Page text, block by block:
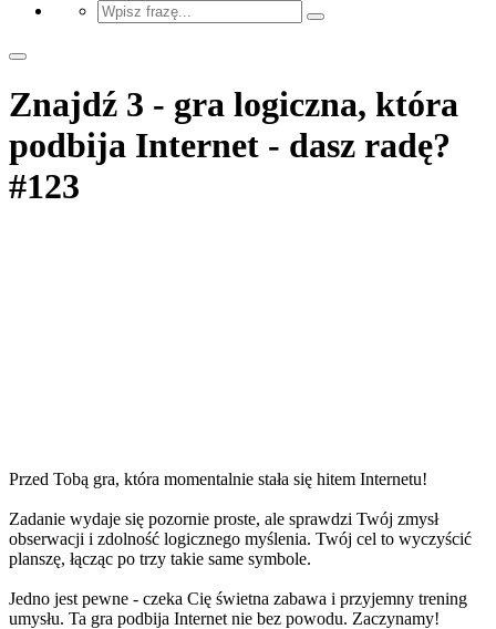
Znajdź 3 - gra logiczna, która
podbija Internet - dasz radę?
#123
Przed Tobą gra, która momentalnie stała się hitem Internetu!
Zadanie wydaje się pozornie proste, ale sprawdzi Twój zmysł
obserwacji i zdolność logicznego myślenia. Twój cel to wyczyścić
planszę, łącząc po trzy takie same symbole.
Jedno jest pewne - czeka Cię świetna zabawa i przyjemny trening
umysłu. Ta gra podbija Internet nie bez powodu. Zaczynamy!